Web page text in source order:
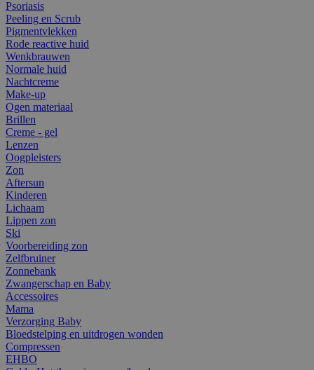
Psoriasis
Peeling en Scrub
Pigmentvlekken
Rode reactive huid
Wenkbrauwen
Normale huid
Nachtcreme
Make-up
Ogen materiaal
Brillen
Creme - gel
Lenzen
Oogpleisters
Zon
Aftersun
Kinderen
Lichaam
Lippen zon
Ski
Voorbereiding zon
Zelfbruiner
Zonnebank
Zwangerschap en Baby
Accessoires
Mama
Verzorging Baby
Bloedstelping en uitdrogen wonden
Compressen
EHBO